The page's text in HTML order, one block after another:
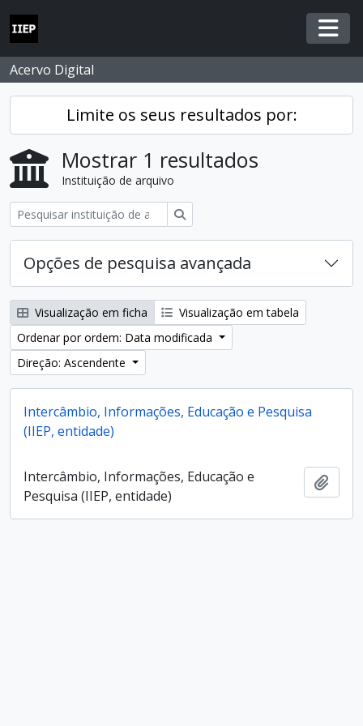
Skip to main content
Acervo Digital
Limite os seus resultados por:
Mostrar 1 resultados
Instituição de arquivo
Opções de pesquisa avançada
Visualização em ficha
Visualização em tabela
Ordenar por ordem: Data modificada
Direção: Ascendente
Intercâmbio, Informações, Educação e Pesquisa
(IIEP, entidade)
Intercâmbio, Informações, Educação e
Pesquisa (IIEP, entidade)